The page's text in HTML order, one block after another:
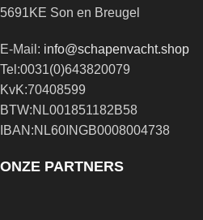
5691KE Son en Breugel
E-Mail: info@schapenvacht.shop
Tel:0031(0)643820079
KvK:70408599
BTW:NL001851182B58
IBAN:NL60INGB0008004738
ONZE PARTNERS